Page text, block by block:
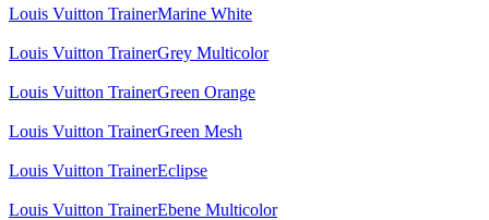
Louis Vuitton TrainerMarine White
Louis Vuitton TrainerGrey Multicolor
Louis Vuitton TrainerGreen Orange
Louis Vuitton TrainerGreen Mesh
Louis Vuitton TrainerEclipse
Louis Vuitton TrainerEbene Multicolor